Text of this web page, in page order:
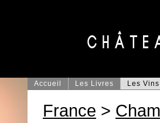
Accueil Les Livres Les Vins
France >